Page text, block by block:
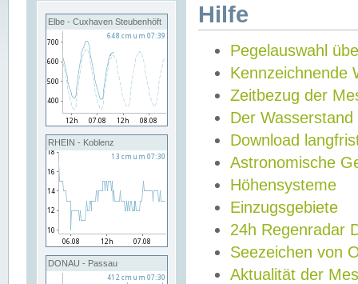
Elbe - Cuxhaven Steubenhöft
RHEIN - Koblenz
DONAU - Passau
Hilfe
Pegelauswahl
Kennzeichnende
Zeitbezug der
Der Wasserstand
Download
Astronomische
Höhensysteme
Einzugsgebiete
24h Regenradar
Seezeichen von
Aktualität der